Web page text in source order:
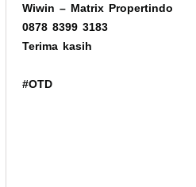
Wiwin – Matrix Propertindo
0878 8399 3183
Terima kasih
#OTD